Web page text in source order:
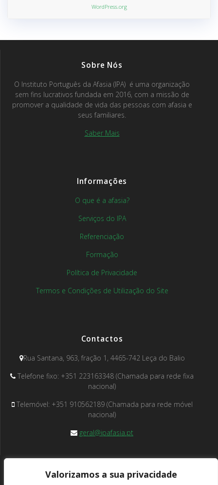
Valorizamos a sua privacidade
WordPress.org
Sobre Nós
O Instituto Português da Afasia (IPA) é uma organização
sem fins lucrativos fundada em 2016, com a missão de
promover a qualidade de vida das pessoas com afasia e
seus familiares.
Saber Mais
Informações
O que é a afasia?
Serviços do IPA
Referenciação
Formação
Política de Privacidade
Termos e Condições de Utilização do Site
Contactos
Rua Santana, 963, fração 1, 4465-742 Leça do Balio
Telefone fixo: +351 223163348 (Chamada para rede fixa
nacional)
Telemóvel: +351 910562189 (Chamada para rede móvel
nacional)
geral@ipafasia.pt